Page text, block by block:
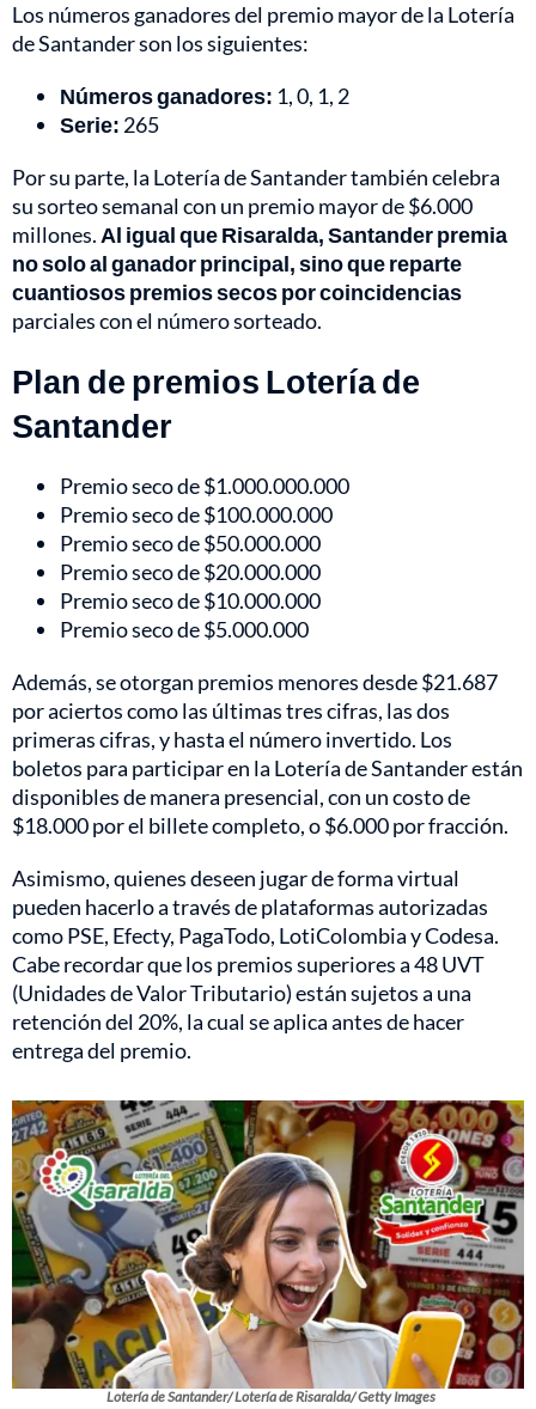
Los números ganadores del premio mayor de la Lotería
de Santander son los siguientes:
Números ganadores: 1, 0, 1, 2
Serie: 265
Por su parte, la Lotería de Santander también celebra
su sorteo semanal con un premio mayor de $6.000
millones. Al igual que Risaralda, Santander premia
no solo al ganador principal, sino que reparte
cuantiosos premios secos por coincidencias
parciales con el número sorteado.
Plan de premios Lotería de
Santander
Premio seco de $1.000.000.000
Premio seco de $100.000.000
Premio seco de $50.000.000
Premio seco de $20.000.000
Premio seco de $10.000.000
Premio seco de $5.000.000
Además, se otorgan premios menores desde $21.687
por aciertos como las últimas tres cifras, las dos
primeras cifras, y hasta el número invertido. Los
boletos para participar en la Lotería de Santander están
disponibles de manera presencial, con un costo de
$18.000 por el billete completo, o $6.000 por fracción.
Asimismo, quienes deseen jugar de forma virtual
pueden hacerlo a través de plataformas autorizadas
como PSE, Efecty, PagaTodo, LotiColombia y Codesa.
Cabe recordar que los premios superiores a 48 UVT
(Unidades de Valor Tributario) están sujetos a una
retención del 20%, la cual se aplica antes de hacer
entrega del premio.
Lotería de Santander/ Lotería de Risaralda/ Getty Images